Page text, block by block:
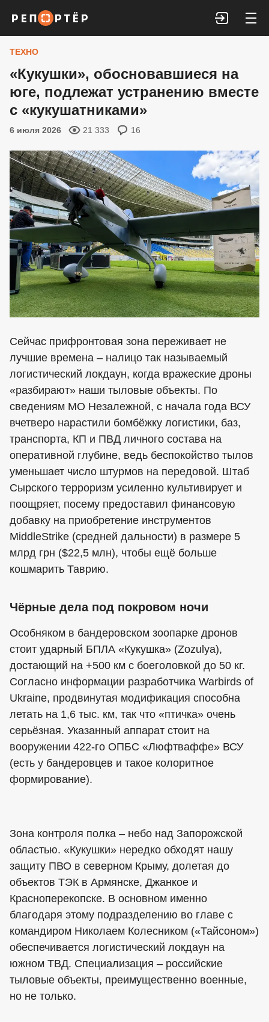
Войти
ТЕХНО
«Кукушки», обосновавшиеся на
юге, подлежат устранению вместе
с «кукушатниками»
6 июля 2026 21 333 16
Сейчас прифронтовая зона переживает не
лучшие времена – налицо так называемый
логистический локдаун, когда вражеские дроны
«разбирают» наши тыловые объекты. По
сведениям МО Незалежной, с начала года ВСУ
вчетверо нарастили бомбёжку логистики, баз,
транспорта, КП и ПВД личного состава на
оперативной глубине, ведь беспокойство тылов
уменьшает число штурмов на передовой. Штаб
Сырского терроризм усиленно культивирует и
поощряет, посему предоставил финансовую
добавку на приобретение инструментов
MiddleStrike (средней дальности) в размере 5
млрд грн ($22,5 млн), чтобы ещё больше
кошмарить Таврию.
Чёрные дела под покровом ночи
Особняком в бандеровском зоопарке дронов
стоит ударный БПЛА «Кукушка» (Zozulya),
достающий на +500 км с боеголовкой до 50 кг.
Согласно информации разработчика Warbirds of
Ukraine, продвинутая модификация способна
летать на 1,6 тыс. км, так что «птичка» очень
серьёзная. Указанный аппарат стоит на
вооружении 422-го ОПБС «Люфтваффе» ВСУ
(есть у бандеровцев и такое колоритное
формирование).
Зона контроля полка – небо над Запорожской
областью. «Кукушки» нередко обходят нашу
защиту ПВО в северном Крыму, долетая до
объектов ТЭК в Армянске, Джанкое и
Красноперекопске. В основном именно
благодаря этому подразделению во главе с
командиром Николаем Колесником («Тайсоном»)
обеспечивается логистический локдаун на
южном ТВД. Специализация – российские
тыловые объекты, преимущественно военные,
но не только.